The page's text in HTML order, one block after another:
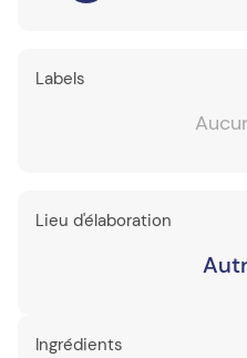
Labels
Lieu d'élaboration
Ingrédients